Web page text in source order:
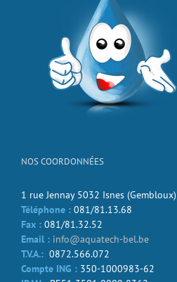
NOS COORDONNÉES
1 rue Jennay 5032 Isnes (Gembloux)
Téléphone : 081/81.13.68
Fax : 081/81.32.52
Email : info@aquatech-bel.be
T.V.A.: 0872.566.072
Compte ING : 350-1000983-62